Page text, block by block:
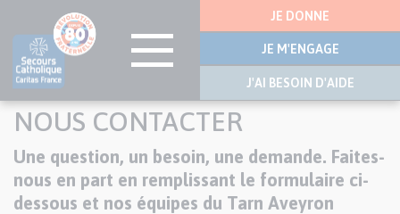
Aller
principal
latérale
JE DONNE
JE M'ENGAGE
J'AI BESOIN D'AIDE
NOUS CONTACTER
Texte
Une question, un besoin, une demande. Faites-
nous en part en remplissant le formulaire ci-
dessous et nos équipes du Tarn Aveyron